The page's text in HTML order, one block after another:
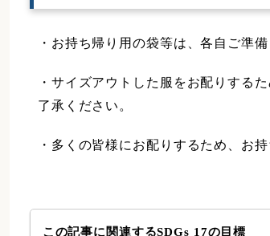
・お持ち帰り用の袋等は、各自ご準備
・サイズアウトした服をお配りする
了承ください。
・多くの皆様にお配りするため、お
この記事に関連するSDGs 17の目標